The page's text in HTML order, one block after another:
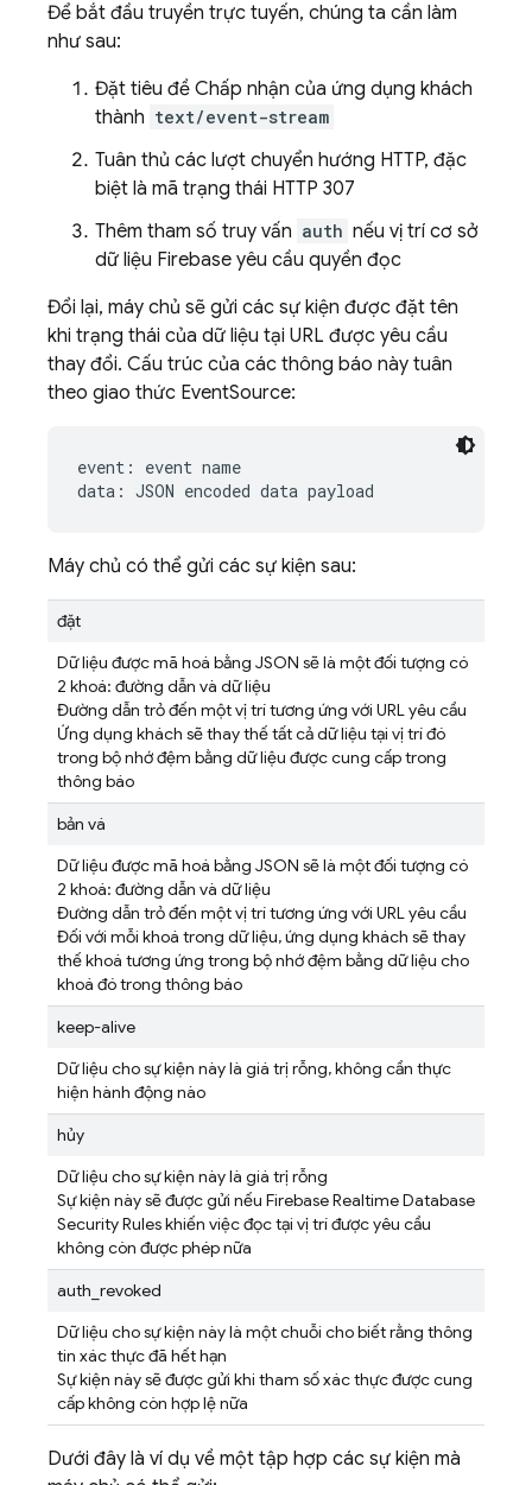
Để bắt đầu truyền trực tuyến, chúng ta cần làm
như sau:
Đặt tiêu đề Chấp nhận của ứng dụng khách
thành text/event-stream
Tuân thủ các lượt chuyển hướng HTTP, đặc
biệt là mã trạng thái HTTP 307
Thêm tham số truy vấn auth nếu vị trí cơ sở
dữ liệu Firebase yêu cầu quyền đọc
Đổi lại, máy chủ sẽ gửi các sự kiện được đặt tên
khi trạng thái của dữ liệu tại URL được yêu cầu
thay đổi. Cấu trúc của các thông báo này tuân
theo giao thức EventSource:
event: event name
Máy chủ có thể gửi các sự kiện sau:
đặt
Dữ liệu được mã hoá bằng JSON sẽ là một đối tượng có
2 khoá: đường dẫn và dữ liệu
Đường dẫn trỏ đến một vị trí tương ứng với URL yêu cầu
Ứng dụng khách sẽ thay thế tất cả dữ liệu tại vị trí đó
trong bộ nhớ đệm bằng dữ liệu được cung cấp trong
thông báo
bản vá
Dữ liệu được mã hoá bằng JSON sẽ là một đối tượng có
2 khoá: đường dẫn và dữ liệu
Đường dẫn trỏ đến một vị trí tương ứng với URL yêu cầu
Đối với mỗi khoá trong dữ liệu, ứng dụng khách sẽ thay
thế khoá tương ứng trong bộ nhớ đệm bằng dữ liệu cho
khoá đó trong thông báo
keep-alive
Dữ liệu cho sự kiện này là giá trị rỗng, không cần thực
hiện hành động nào
hủy
Dữ liệu cho sự kiện này là giá trị rỗng
Sự kiện này sẽ được gửi nếu Firebase Realtime Database
Security Ruleskhiến việc đọc tại vị trí được yêu cầu
không còn được phép nữa
auth_revoked
Dữ liệu cho sự kiện này là một chuỗi cho biết rằng thông
tin xác thực đã hết hạn
Sự kiện này sẽ được gửi khi tham số xác thực được cung
cấp không còn hợp lệ nữa
Dưới đây là ví dụ về một tập hợp các sự kiện mà